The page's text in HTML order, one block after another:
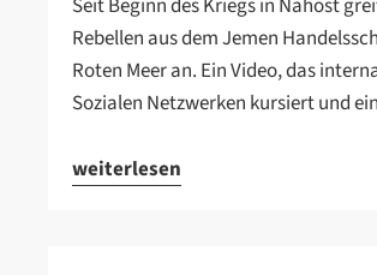
Rebellen aus dem Jemen
Roten Meer an. Ein Video, das
Sozialen Netzwerken kursiert und
weiterlesen